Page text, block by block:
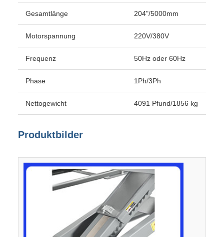
Gesamtlänge 204"/5000mm
Motorspannung 220V/380V
Frequenz 50Hz oder 60Hz
Phase 1Ph/3Ph
Nettogewicht 4091 Pfund/1856 kg
Produktbilder